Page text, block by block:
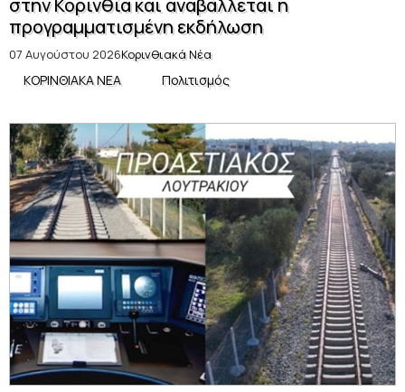
στην Κορινθία και αναβάλλεται η
προγραμματισμένη εκδήλωση
07 Αυγούστου 2026Κορινθιακά Νέα
ΚΟΡΙΝΘΙΑΚΑ ΝΕΑ Πολιτισμός